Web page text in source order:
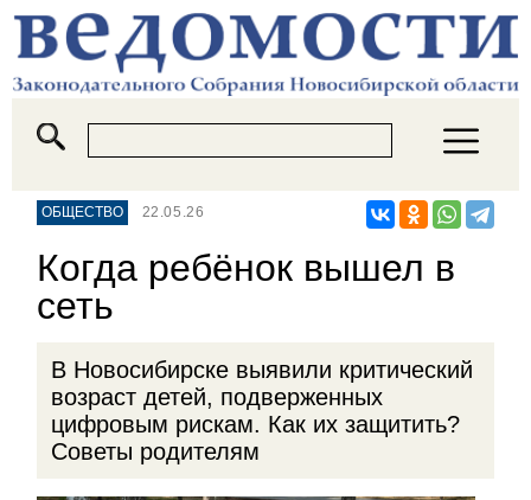
ОБЩЕСТВО 22.05.26
Когда ребёнок вышел в
сеть
В Новосибирске выявили критический
возраст детей, подверженных
цифровым рискам. Как их защитить?
Советы родителям